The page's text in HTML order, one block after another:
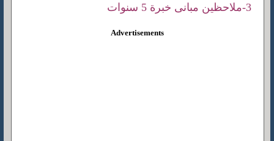
3-ملاحظين مبانى خبرة 5 سنوات
Advertisements